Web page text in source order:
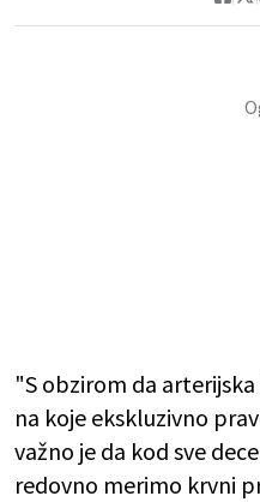
"S obzirom da
na koje ekskluzivno
važno je da kod sve
redovno merimo krvni